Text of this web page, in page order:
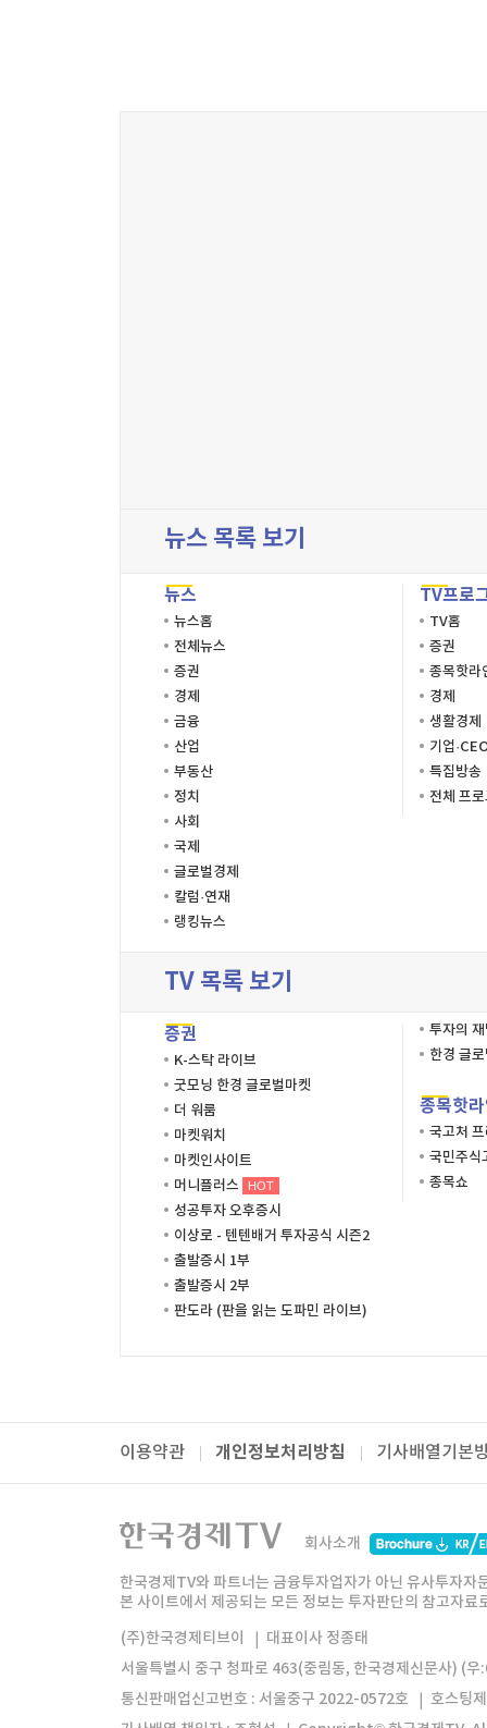
뉴스 목록 보기
뉴스
뉴스홈
전체뉴스
증권
경제
금융
산업
부동산
정치
사회
국제
글로벌경제
칼럼·연재
랭킹뉴스
TV프로
TV홈
증권
종목핫라
경제
생활경제
기업
특집방송
전체 프
TV 목록 보기
증권
K-스탁 라이브
굿모닝 한경 글로벌마켓
더 워룸
마켓워치
마켓인사이트
머니플러스
HOT
성공투자 오후증시
이상로 - 텐텐배거 투자공식 시즌2
출발증시 1부
출발증시 2부
판도라 (판을 읽는 도파민 라이브)
투자의
한경 글
종목핫
국고처
국민주식
종목쇼
이용약관 개인정보처리방침 기사배열기본
패밀리사이트
한국경제TV
한경미디어그룹 한국경제신문 한국경제
모바일앱 한국경제TV앱
회사소개
한국경제TV와 파트너는 금융투자업자가 아닌 유사투자
본 사이트에서 제공되는 모든 정보는 투자판단의 참고자
(주)한국경제티브이
대표이사 정종태
서울특별시 중구 청파로 463(중림동, 한국경제신문사) (
통신판매업신고번호 : 서울중구 2022-0572호
호스팅